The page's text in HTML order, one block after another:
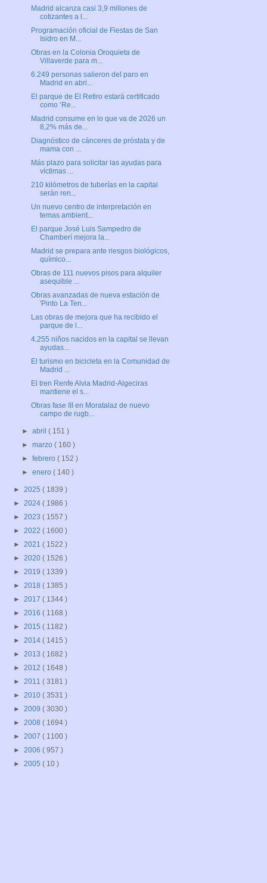
Madrid alcanza casi 3,9 millones de
cotizantes a l...
Programación oficial de Fiestas de San
Isidro en M...
Obras en la Colonia Oroquieta de
Villaverde para m...
6.249 personas salieron del paro en
Madrid en abri...
El parque de El Retiro estará certificado
como ‘Re...
Madrid consume en lo que va de 2026 un
8,2% más de...
Diagnóstico de cánceres de próstata y de
mama con ...
Más plazo para solicitar las ayudas para
víctimas ...
210 kilómetros de tuberías en la capital
serán ren...
Un nuevo centro de interpretación en
temas ambient...
El parque José Luis Sampedro de
Chamberí mejora la...
Madrid se prepara ante riesgos biológicos,
químico...
Obras de 111 nuevos pisos para alquiler
asequible ...
Obras avanzadas de nueva estación de
'Pinto La Ten...
Las obras de mejora que ha recibido el
parque de l...
4.255 niños nacidos en la capital se llevan
ayudas...
El turismo en bicicleta en la Comunidad de
Madrid ...
El tren Renfe Alvia Madrid-Algeciras
mantiene el s...
Obras fase III en Moratalaz de nuevo
campo de rugb...
►abril( 151 )
►marzo( 160 )
►febrero( 152 )
►enero( 140 )
► 2025 ( 1839 )
► 2024 ( 1986 )
► 2023 ( 1557 )
► 2022 ( 1600 )
► 2021 ( 1522 )
► 2020 ( 1526 )
► 2019 ( 1339 )
► 2018 ( 1385 )
► 2017 ( 1344 )
► 2016 ( 1168 )
► 2015 ( 1182 )
► 2014 ( 1415 )
► 2013 ( 1682 )
► 2012 ( 1648 )
► 2011 ( 3181 )
► 2010 ( 3531 )
► 2009 ( 3030 )
► 2008 ( 1694 )
► 2007 ( 1100 )
► 2006 ( 957 )
► 2005 ( 10 )